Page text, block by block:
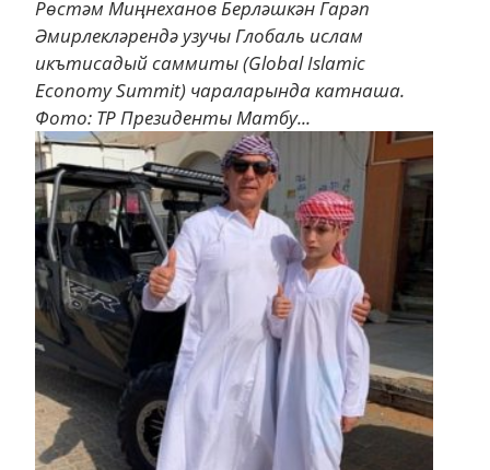
Рөстәм Миңнеханов Берләшкән Гарәп
Әмирлекләрендә узучы Глобаль ислам
икътисадый саммиты (Global Islamic
Economy Summit) чараларында катнаша.
Фото: ТР Президенты Матбу...